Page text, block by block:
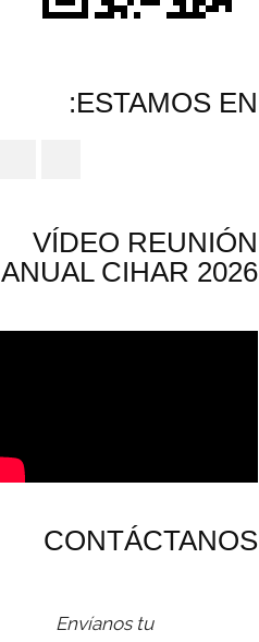
ESTAMOS EN:
VÍDEO REUNIÓN
ANUAL CIHAR 2026
CONTÁCTANOS
Envíanos tu